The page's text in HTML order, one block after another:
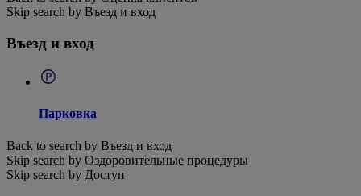
Skip search by Въезд и вход
Въезд и вход
Парковка
Back to search by Въезд и вход
Skip search by Оздоровительные процедуры
Skip search by Доступ